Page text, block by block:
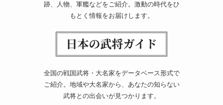
跡、人物、軍艦などをご紹介。激動の時代をひ
もとく情報をお届けします。
全国の戦国武将・大名家をデータベース形式で
ご紹介。地域や大名家から、あなたの知らない
武将との出会いが見つかります。